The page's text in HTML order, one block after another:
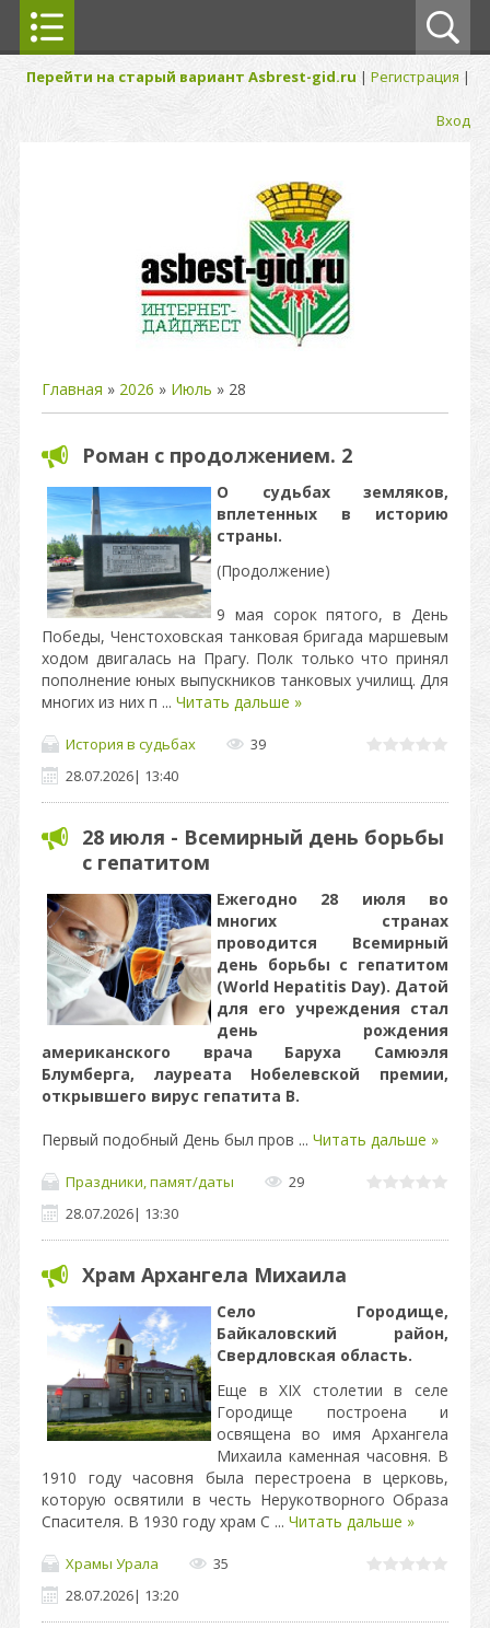
Перейти на старый вариант Asbrest-gid.ru | Регистрация |
Вход
Главная » 2026 » Июль » 28
Роман с продолжением. 2
О судьбах земляков,
вплетенных в историю
страны.
(Продолжение)
9 мая сорок пятого, в День
Победы, Ченстоховская танковая бригада маршевым
ходом двигалась на Прагу. Полк только что принял
пополнение юных выпускников танковых училищ. Для
многих из них п ... Читать дальше »
История в судьбах
39
28.07.2026| 13:40
28 июля - Всемирный день борьбы
с гепатитом
Ежегодно 28 июля во
многих странах
проводится Всемирный
день борьбы с гепатитом
(World Hepatitis Day). Датой
для его учреждения стал
день рождения
американского врача Баруха Самюэля
Блумберга, лауреата Нобелевской премии,
открывшего вирус гепатита B.
Первый подобный День был пров ... Читать дальше »
Праздники, памят/даты
29
28.07.2026| 13:30
Храм Архангела Михаила
Село Городище,
Байкаловский район,
Свердловская область.
Еще в XIX столетии в селе
Городище построена и
освящена во имя Архангела
Михаила каменная часовня. В
1910 году часовня была перестроена в церковь,
которую освятили в честь Нерукотворного Образа
Спасителя. В 1930 году храм С ... Читать дальше »
Храмы Урала
35
28.07.2026| 13:20